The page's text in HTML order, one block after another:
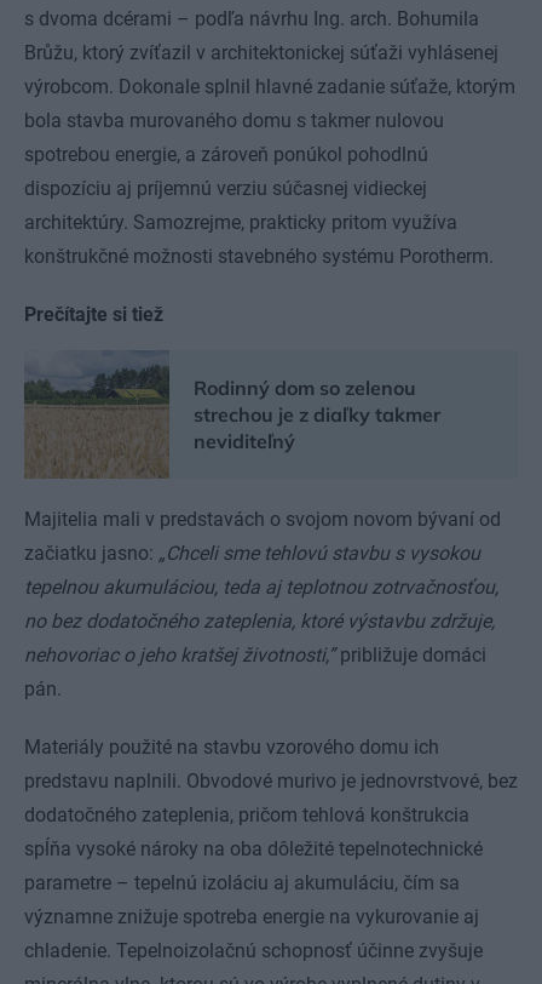
s dvoma dcérami – podľa návrhu Ing. arch. Bohumila
Brůžu, ktorý zvíťazil v architektonickej súťaži vyhlásenej
výrobcom. Dokonale splnil hlavné zadanie súťaže, ktorým
bola stavba murovaného domu s takmer nulovou
spotrebou energie, a zároveň ponúkol pohodlnú
dispozíciu aj príjemnú verziu súčasnej vidieckej
architektúry. Samozrejme, prakticky pritom využíva
konštrukčné možnosti stavebného systému Porotherm.
Prečítajte si tiež
Rodinný dom so zelenou
strechou je z diaľky takmer
neviditeľný
Majitelia mali v predstavách o svojom novom bývaní od
začiatku jasno: „Chceli sme tehlovú stavbu s vysokou
tepelnou akumuláciou, teda aj teplotnou zotrvačnosťou,
no bez dodatočného zateplenia, ktoré výstavbu zdržuje,
nehovoriac o jeho kratšej životnosti,”približuje domáci
pán.
Materiály použité na stavbu vzorového domu ich
predstavu naplnili. Obvodové murivo je jednovrstvové, bez
dodatočného zateplenia, pričom tehlová konštrukcia
spĺňa vysoké nároky na oba dôležité tepelnotechnické
parametre – tepelnú izoláciu aj akumuláciu, čím sa
významne znižuje spotreba energie na vykurovanie aj
chladenie. Tepelnoizolačnú schopnosť účinne zvyšuje